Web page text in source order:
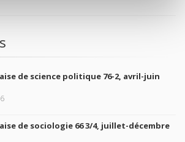
de science politique 76-2, avril-juin
de sociologie 66 3/4, juillet-décembre